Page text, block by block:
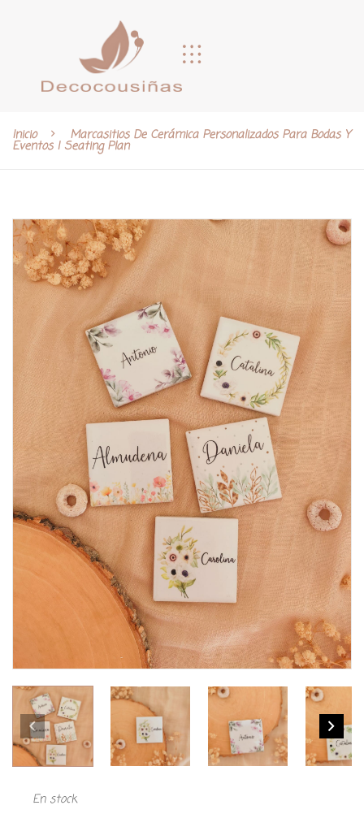
Inicio Marcasitios De Cerámica Personalizados Para Bodas Y
Eventos | Seating Plan
En stock